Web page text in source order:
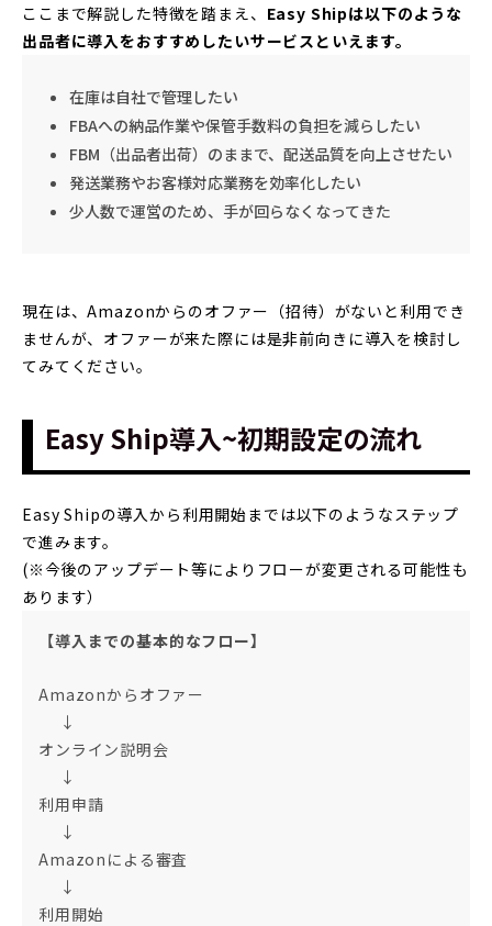
ここまで解説した特徴を踏まえ、 Easy Shipは以下のような
出品者に導入をおすすめしたいサービスといえます。
在庫は自社で管理したい
FBAへの納品作業や保管手数料の負担を減らしたい
FBM（出品者出荷）のままで、配送品質を向上させたい
発送業務やお客様対応業務を効率化したい
少人数で運営のため、手が回らなくなってきた
現在は、Amazonからのオファー（招待）がないと利用でき
ませんが、オファーが来た際には是非前向きに導入を検討し
てみてください。
Easy Ship導入~初期設定の流れ
Easy Shipの導入から利用開始までは以下のようなステップ
で進みます。
(※今後のアップデート等によりフローが変更される可能性も
あります）
【導入までの基本的なフロー】
Amazonからオファー
­ ­ ­ ­ ­ ↓
オンライン説明会
­ ­ ­ ­ ­ ↓
利用申請
­ ­ ­ ­ ­ ↓
Amazonによる審査
­ ­ ­ ­ ­ ↓
利用開始